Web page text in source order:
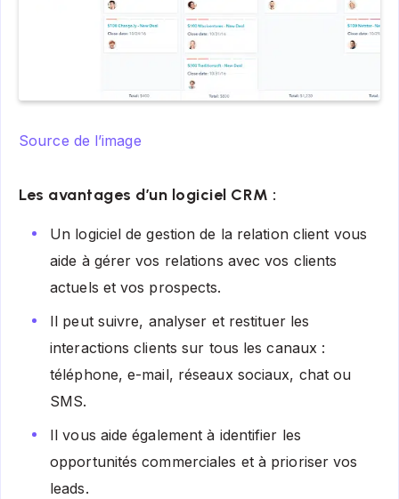
Source de l’image
Les avantages d’un logiciel CRM :
Un logiciel de gestion de la relation client vous
aide à gérer vos relations avec vos clients
actuels et vos prospects.
Il peut suivre, analyser et restituer les
interactions clients sur tous les canaux :
téléphone, e-mail, réseaux sociaux, chat ou
SMS.
Il vous aide également à identifier les
opportunités commerciales et à prioriser vos
leads.